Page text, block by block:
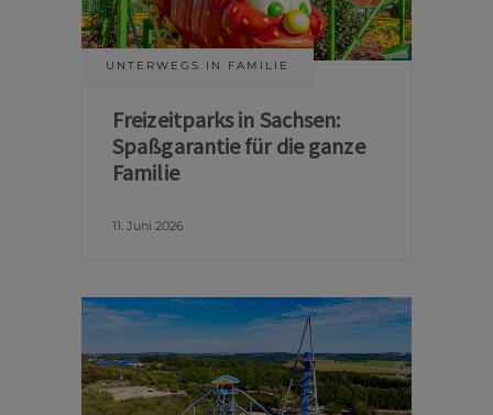
UNTERWEGS IN FAMILIE
Freizeitparks in Sachsen:
Spaßgarantie für die ganze
Familie
11. Juni 2026